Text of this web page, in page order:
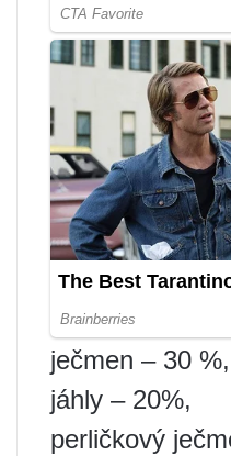
ječmen – 30 %,
jáhly – 20%,
perličkový